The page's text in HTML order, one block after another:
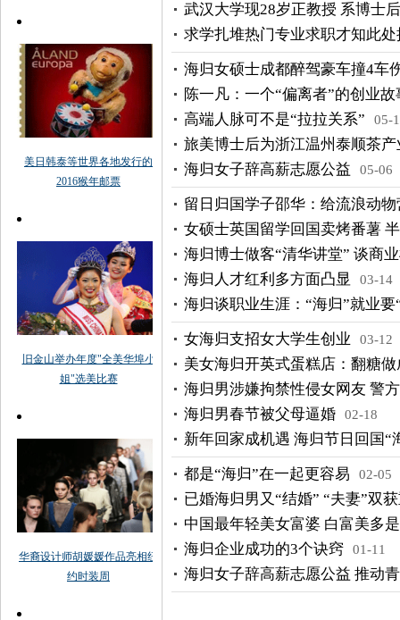
武汉大学现28岁正教授 系博士
求学扎堆热门专业求职才知此处
海归女硕士成都醉驾豪车撞4车
陈一凡：一个“偏离者”的创业故
高端人脉可不是“拉拉关系”
05-
旅美博士后为浙江温州泰顺茶
海归女子辞高薪志愿公益
05-06
留日归国学子邵华：给流浪动
女硕士英国留学回国卖烤番薯
海归博士做客“清华讲堂” 谈商
海归人才红利多方面凸显
03-14
海归谈职业生涯：“海归”就业要
女海归支招女大学生创业 03-12
美女海归开英式蛋糕店：翻糖做
海归男涉嫌拘禁性侵女网友 警
海归男春节被父母逼婚
02-18
新年回家成机遇 海归节日回国“
都是“海归”在一起更容易 02-05
已婚海归男又“结婚” “夫妻”双
中国最年轻美女富婆 白富美多
海归企业成功的3个诀窍
01-11
海归女子辞高薪志愿公益 推动